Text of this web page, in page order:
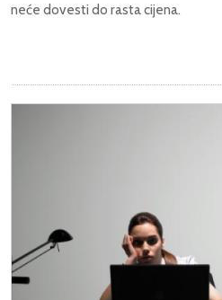
neće dovesti do rasta cijena.